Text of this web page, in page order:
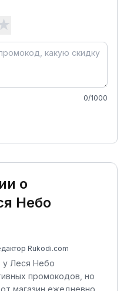
0/1000
о
Небо
Rukodi.com
Леся Небо
промокодов, но
магазин ежедневно.